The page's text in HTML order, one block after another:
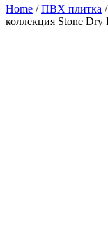
Home /ПВХ плитка
коллекция Stone Dry